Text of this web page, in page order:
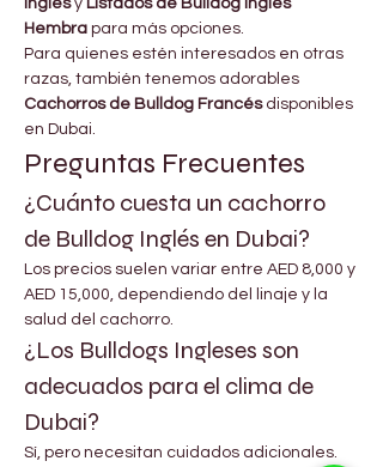
Inglés y Listados de Bulldog Inglés
Hembra para más opciones.
Para quienes estén interesados en otras
razas, también tenemos adorables
Cachorros de Bulldog Francés disponibles
en Dubai.
Preguntas Frecuentes
¿Cuánto cuesta un cachorro
de Bulldog Inglés en Dubai?
Los precios suelen variar entre AED 8,000 y
AED 15,000, dependiendo del linaje y la
salud del cachorro.
¿Los Bulldogs Ingleses son
adecuados para el clima de
Dubai?
Sí, pero necesitan cuidados adicionales.